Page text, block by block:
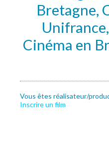
Bretagne,
Cinéma en
Vous êtes réalisateur/
Inscrire un film